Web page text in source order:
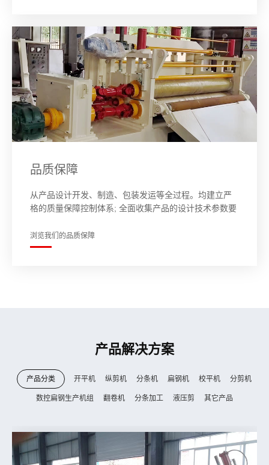
品质保障
从产品设计开发、制造、包装发运等全过程。均建立严
格的质量保障控制体系; 全面收集产品的设计技术参数要
100%到达产品标准规定和客户要求。
浏览我们的品质保障
产品解决方案
产品分类 开平机 纵剪机 分条机 扁钢机 校平机 分剪机
数控扁钢生产机组 翻卷机 分条加工 液压剪 其它产品